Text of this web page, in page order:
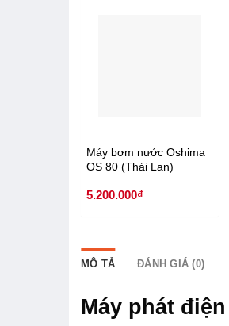
Máy bơm nước Oshima
OS 80 (Thái Lan)
5.200.000₫
MÔ TẢ ĐÁNH GIÁ (0)
Máy phát